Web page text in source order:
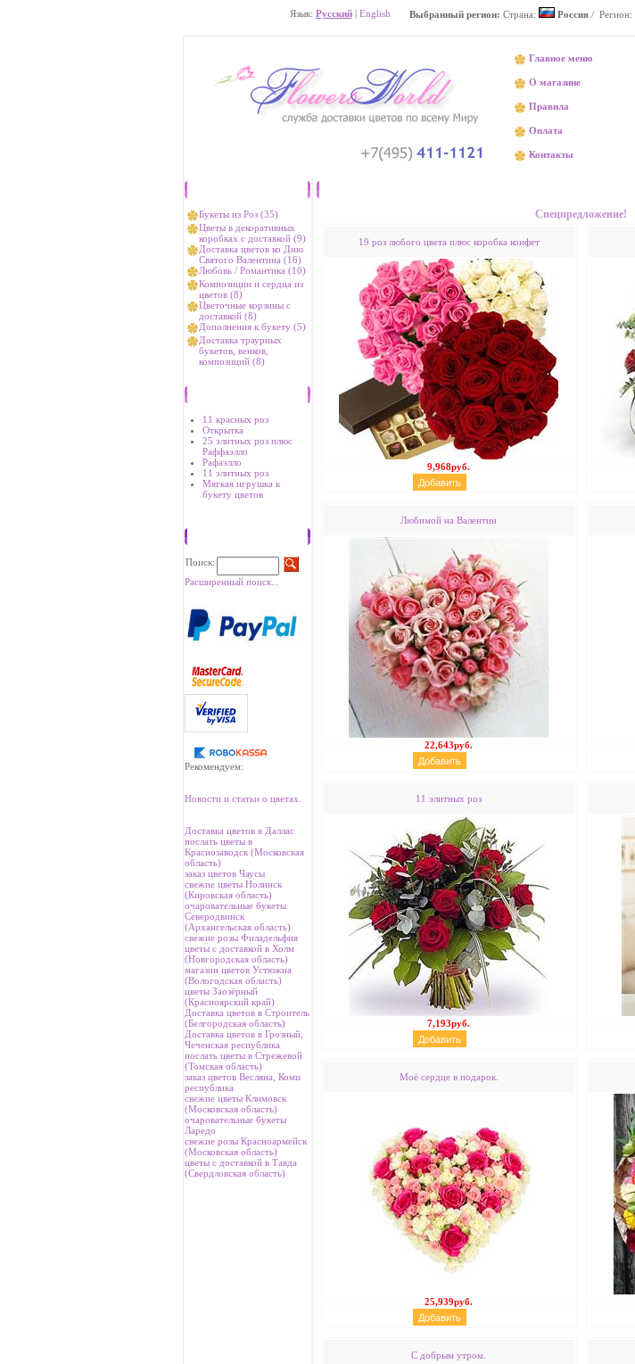
Выбранный регион: Страна: Россия/ Регион:
Язык: Русский| English
Главное меню
О магазине
Правила
Оплата
Контакты
Букеты из Роз (35)
Цветы в декоративных
коробках с доставкой (9)
Доставка цветов ко Дню
Святого Валентина (16)
Любовь / Романтика (10)
Композиции и сердца из
цветов (8)
Цветочные корзины с
доставкой (8)
Дополнения к букету (5)
Доставка траурных
букетов, венков,
композиций (8)
11 красных роз
Открытка
25 элитных роз плюс
Раффаэлло
Рафаэлло
11 элитных роз
Мягкая игрушка к
букету цветов
Поиск:
Расширенный поиск...
Рекомендуем:
Новости и статьи о цветах.
Доставка цветов в Даллас
послать цветы в
Краснозаводск (Московская
область)
заказ цветов Чаусы
свежие цветы Нолинск
(Кировская область)
очаровательные букеты
Северодвинск
(Архангельская область)
свежие розы Филадельфия
цветы с доставкой в Холм
(Новгородская область)
магазин цветов Устюжна
(Вологодская область)
цветы Заозёрный
(Красноярский край)
Доставка цветов в Строитель
(Белгородская область)
Доставка цветов в Грозный,
Чеченская республика
послать цветы в Стрежевой
(Томская область)
заказ цветов Весляна, Коми
республика
свежие цветы Климовск
(Московская область)
очаровательные букеты
Ларедо
свежие розы Красноармейск
(Московская область)
цветы с доставкой в Тавда
(Свердловская область)
Спецпредложение!
19 роз любого цвета плюс коробка конфет
9,968руб.
Любимой на Валентин
22,643руб.
11 элитных роз
7,193руб.
Моё сердце в подарок.
25,939руб.
С добрым утром.